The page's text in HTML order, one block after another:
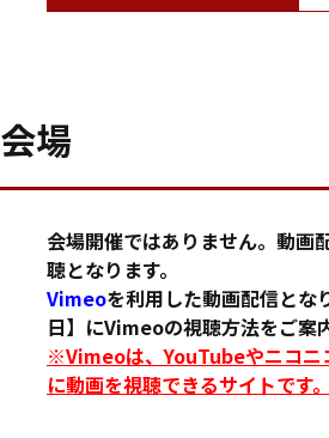
会場
会場開催ではありません。動画
聴となります。
Vimeoを利用した動画配信とな
日】にVimeoの視聴方法をご案
※Vimeoは、YouTubeやニコニ
に動画を視聴できるサイトです。